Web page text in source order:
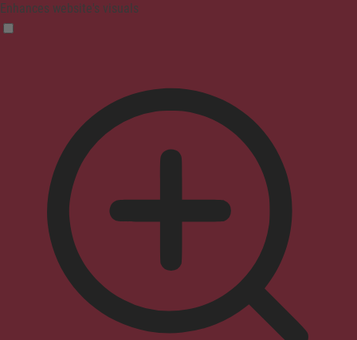
Enhances website's visuals